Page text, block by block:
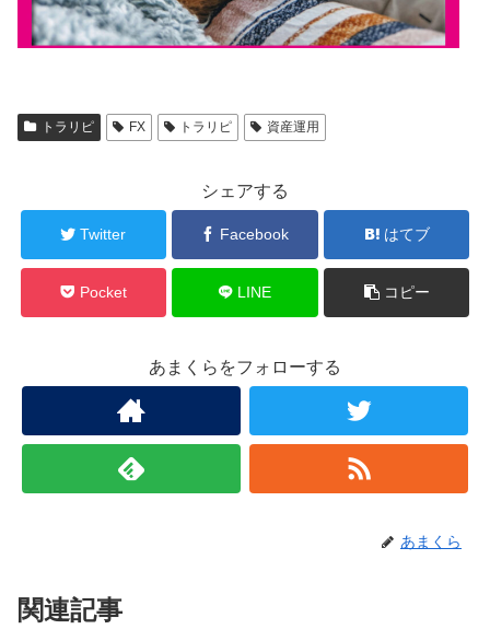
トラリピ FX トラリピ 資産運用
シェアする
Twitter Facebook はてブ
Pocket LINE コピー
あまくらをフォローする
あまくら
関連記事